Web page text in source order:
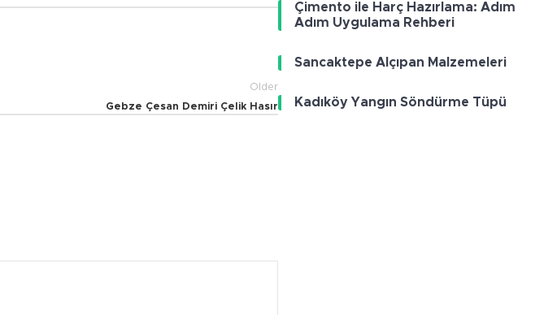
Older
Gebze Çesan Demiri Çelik Hasır
Çimento ile Harç Hazırlama: Adım
Adım Uygulama Rehberi
Sancaktepe Alçıpan Malzemeleri
Kadıköy Yangın Söndürme Tüpü